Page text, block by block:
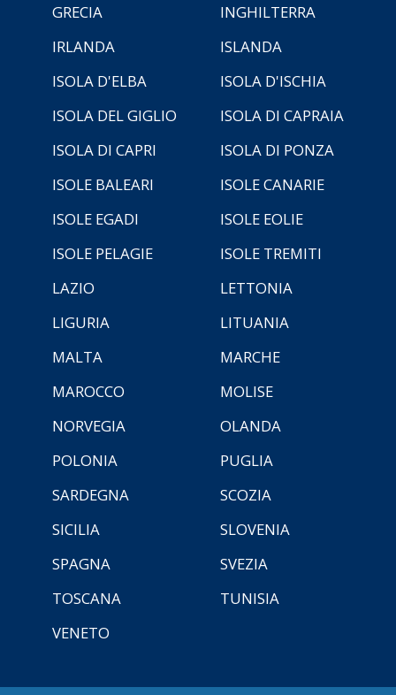
GRECIA
INGHILTERRA
IRLANDA
ISLANDA
ISOLA D'ELBA
ISOLA D'ISCHIA
ISOLA DEL GIGLIO
ISOLA DI CAPRAIA
ISOLA DI CAPRI
ISOLA DI PONZA
ISOLE BALEARI
ISOLE CANARIE
ISOLE EGADI
ISOLE EOLIE
ISOLE PELAGIE
ISOLE TREMITI
LAZIO
LETTONIA
LIGURIA
LITUANIA
MALTA
MARCHE
MAROCCO
MOLISE
NORVEGIA
OLANDA
POLONIA
PUGLIA
SARDEGNA
SCOZIA
SICILIA
SLOVENIA
SPAGNA
SVEZIA
TOSCANA
TUNISIA
VENETO